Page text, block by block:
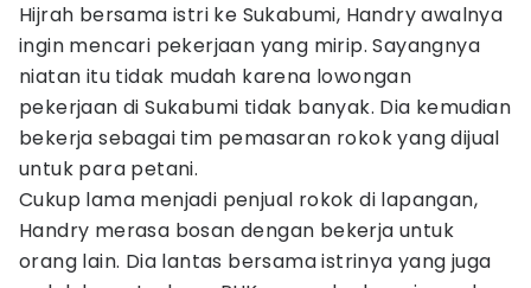
Hijrah bersama istri ke Sukabumi, Handry awalnya
ingin mencari pekerjaan yang mirip. Sayangnya
niatan itu tidak mudah karena lowongan
pekerjaan di Sukabumi tidak banyak. Dia kemudian
bekerja sebagai tim pemasaran rokok yang dijual
untuk para petani.
Cukup lama menjadi penjual rokok di lapangan,
Handry merasa bosan dengan bekerja untuk
orang lain. Dia lantas bersama istrinya yang juga